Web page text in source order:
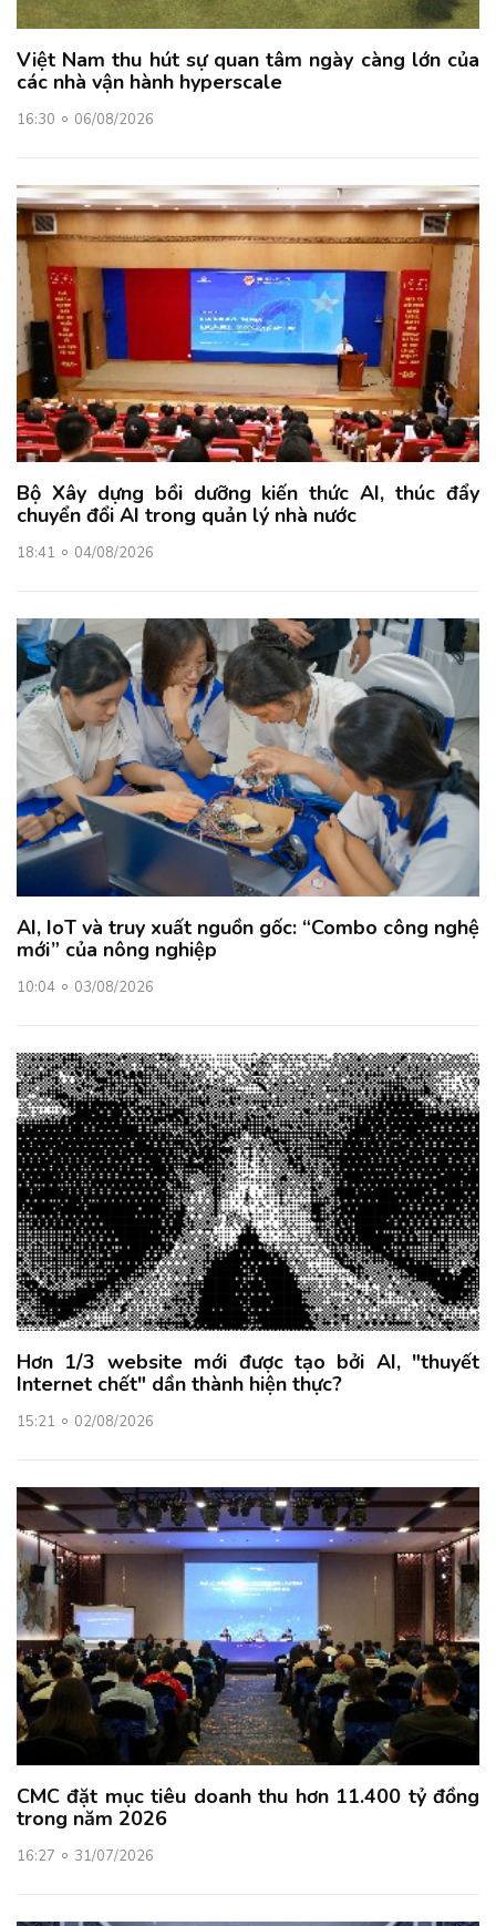
Việt Nam thu hút sự quan tâm ngày càng lớn của
các nhà vận hành hyperscale
16:30 06/08/2026
Bộ Xây dựng bồi dưỡng kiến thức AI, thúc đẩy
chuyển đổi AI trong quản lý nhà nước
18:41 04/08/2026
AI, IoT và truy xuất nguồn gốc: “Combo công nghệ
mới” của nông nghiệp
10:04 03/08/2026
Hơn 1/3 website mới được tạo bởi AI, "thuyết
Internet chết" dần thành hiện thực?
15:21 02/08/2026
CMC đặt mục tiêu doanh thu hơn 11.400 tỷ đồng
trong năm 2026
16:27 31/07/2026